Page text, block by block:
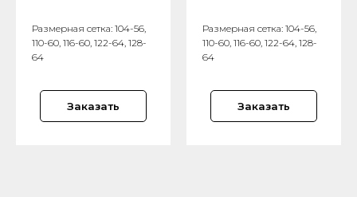
Размерная сетка: 104-56,
110-60, 116-60, 122-64, 128-
64
Заказать
Размерная сетка: 104-56,
110-60, 116-60, 122-64, 128-
64
Заказать